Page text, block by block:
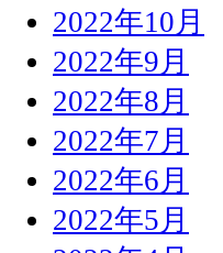
2022年10月
2022年9月
2022年8月
2022年7月
2022年6月
2022年5月